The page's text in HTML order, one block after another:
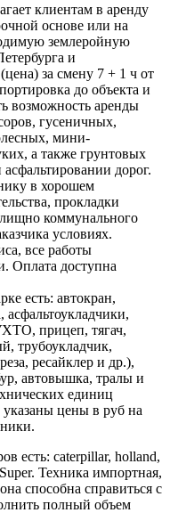
клиентам в аренду
основе или на
землеройную
и
за смену 7 + 1 ч от
до объекта и
возможность аренды
гусеничных,
мини-
а также грунтовых
дорог.
в хорошем
прокладки
коммунального
условиях.
все работы
Оплата доступна
есть: автокран,
асфальтоукладчики,
прицеп, тягач,
трубоукладчик,
ресайклер и др.),
автовышка, тралы и
единиц
цены в руб на
есть: caterpillar, holland,
Техника импортная,
способна справиться с
полный объем